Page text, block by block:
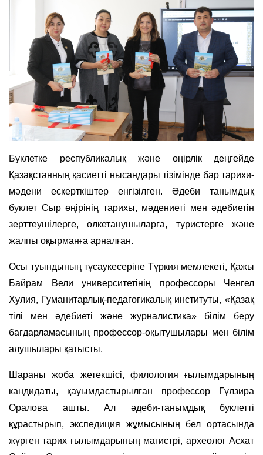
Буклетке республикалық және өңірлік деңгейде
Қазақстанның қасиетті нысандары тізімінде бар тарихи-
мәдени ескерткіштер енгізілген. Әдеби танымдық
буклет Сыр өңірінің тарихы, мәдениеті мен әдебиетін
зерттеушілерге, өлкетанушыларға, туристерге және
жалпы оқырманға арналған.
Осы туындының тұсаукесеріне Түркия мемлекеті, Қажы
Байрам Вели университетінің профессоры Ченгел
Хулия, Гуманитарлық-педагогикалық институты, «Қазақ
тілі мен әдебиеті және журналистика» білім беру
бағдарламасының профессор-оқытушылары мен білім
алушылары қатысты.
Шараны жоба жетекшісі, филология ғылымдарының
кандидаты, қауымдастырылған профессор Гүлзира
Оралова ашты. Ал әдеби-танымдық буклетті
құрастырып, экспедиция жұмысының бел ортасында
жүрген тарих ғылымдарының магистрі, археолог Асхат